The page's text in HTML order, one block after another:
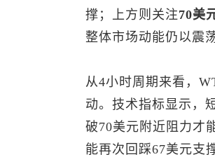
撑；上方则关注70美
整体市场动能仍以震
从4小时周期来看，
动。技术指标显示，
破70美元附近阻力才
能再次回踩67美元支